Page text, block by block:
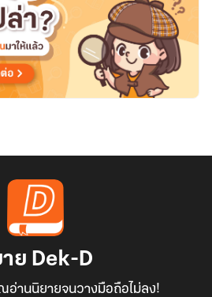
ย Dek-D
อ่านนิยายจนวางมือถือไม่ลง!